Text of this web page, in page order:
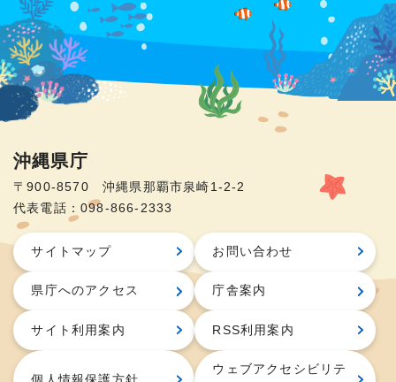
沖縄県庁
〒900-8570 沖縄県那覇市泉崎1-2-2
代表電話：098-866-2333
サイトマップ お問い合わせ
県庁へのアクセス 庁舎案内
サイト利用案内 RSS利用案内
ウェブアクセシビリテ